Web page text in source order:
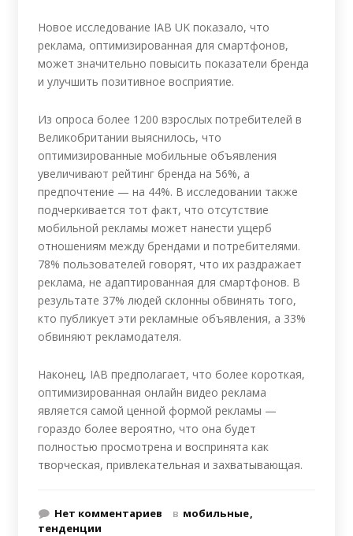
Новое исследование IAB UK показало, что
реклама, оптимизированная для смартфонов,
может значительно повысить показатели бренда
и улучшить позитивное восприятие.
Из опроса более 1200 взрослых потребителей в
Великобритании выяснилось, что
оптимизированные мобильные объявления
увеличивают рейтинг бренда на 56%, а
предпочтение — на 44%. В исследовании также
подчеркивается тот факт, что отсутствие
мобильной рекламы может нанести ущерб
отношениям между брендами и потребителями.
78% пользователей говорят, что их раздражает
реклама, не адаптированная для смартфонов. В
результате 37% людей склонны обвинять того,
кто публикует эти рекламные объявления, а 33%
обвиняют рекламодателя.
Наконец, IAB предполагает, что более короткая,
оптимизированная онлайн видео реклама
является самой ценной формой рекламы —
гораздо более вероятно, что она будет
полностью просмотрена и воспринята как
творческая, привлекательная и захватывающая.
Нет комментариев в мобильные
тенденции